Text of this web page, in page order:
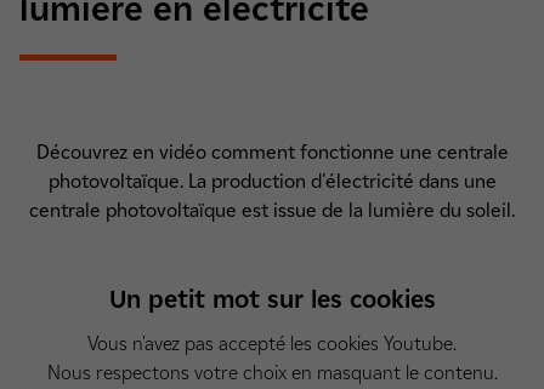
lumière en électricité
Découvrez en vidéo comment fonctionne une centrale
photovoltaïque. La production d'électricité dans une
centrale photovoltaïque est issue de la lumière du soleil.
Un petit mot sur les cookies
Vous n'avez pas accepté les cookies Youtube.
Nous respectons votre choix en masquant le contenu.